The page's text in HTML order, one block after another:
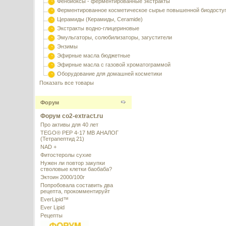
Ферментированное косметическое сырье повышенной
Церамиды (Керамиды, Ceramide)
Экстракты водно-глицериновые
Эмульгаторы, солюбилизаторы, загустители
Энзимы
Эфирные масла бюджетные
Эфирные масла с газовой хроматограммой
Оборудование для домашней косметики
Показать все товары
Форум
Форум co2-extract.ru
Про активы для 40 лет
TEGO® PEP 4-17 MB АНАЛОГ
(Тетрапептид 21)
NAD +
Фитостеролы сухие
Нужен ли повтор закупки
стволовые клетки баобаба?
Эктоин 2000/100г
Попробовала составить два
рецепта, прокомментируйт
EverLipid™
Ever Lipid
Рецепты